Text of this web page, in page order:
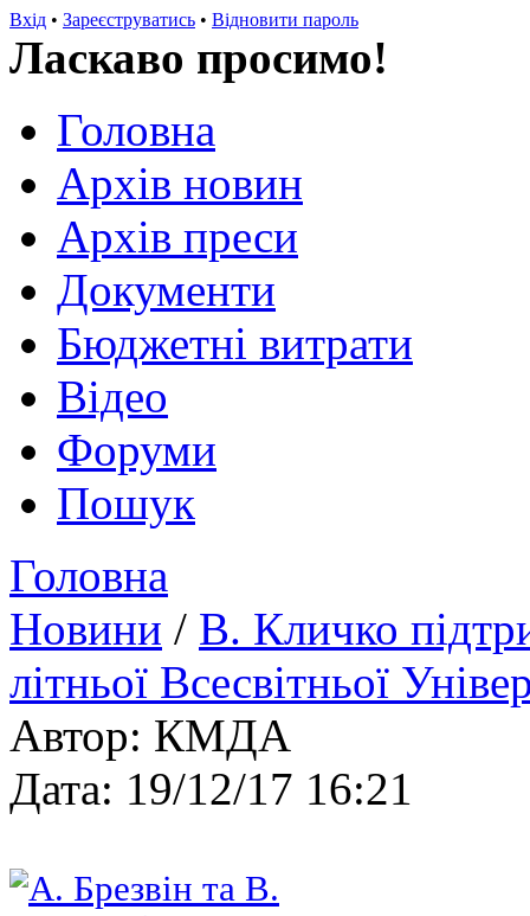
Вхід • Зареєструватись • Відновити пароль
Ласкаво просимо!
Головна
Архів новин
Архів преси
Документи
Бюджетні витрати
Відео
Форуми
Пошук
Головна
Новини / В. Кличко
літньої Всесвітньої
Автор: КМДА
Дата: 19/12/17 16:21